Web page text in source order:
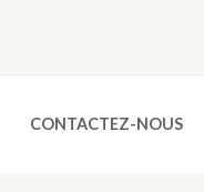
CONTACTEZ-NOUS
quantity